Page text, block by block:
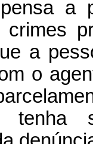
a
crimes
a
o